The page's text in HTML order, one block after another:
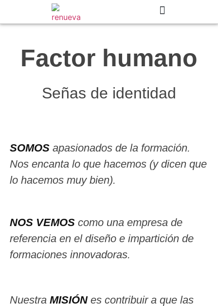
Factor humano
Señas de identidad
SOMOS apasionados de la formación.
Nos encanta lo que hacemos (y dicen que
lo hacemos muy bien).
NOS VEMOS como una empresa de
referencia en el diseño e impartición de
formaciones innovadoras.
Nuestra MISIÓNes contribuir a que las